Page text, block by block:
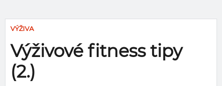
VÝŽIVA
Výživové fitness tipy
(2.)